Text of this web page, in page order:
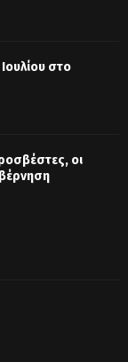
στο
οι